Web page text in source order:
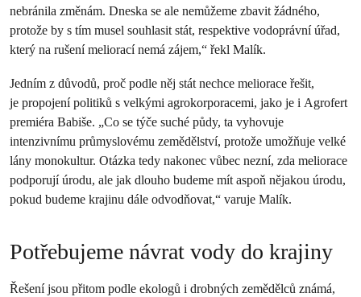
nebránila změnám. Dneska se ale nemůžeme zbavit žádného,
protože by s tím musel souhlasit stát, respektive vodoprávní úřad,
který na rušení meliorací nemá zájem,“ řekl Malík.
Jedním z důvodů, proč podle něj stát nechce meliorace řešit,
je propojení politiků s velkými agrokorporacemi, jako je i Agrofert
premiéra Babiše. „Co se týče suché půdy, ta vyhovuje
intenzivnímu průmyslovému zemědělství, protože umožňuje velké
lány monokultur. Otázka tedy nakonec vůbec nezní, zda meliorace
podporují úrodu, ale jak dlouho budeme mít aspoň nějakou úrodu,
pokud budeme krajinu dále odvodňovat,“ varuje Malík.
Potřebujeme návrat vody do krajiny
Řešení jsou přitom podle ekologů i drobných zemědělců známá,